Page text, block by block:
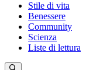
Stile di vita
Benessere
Community
Scienza
Liste di lettura